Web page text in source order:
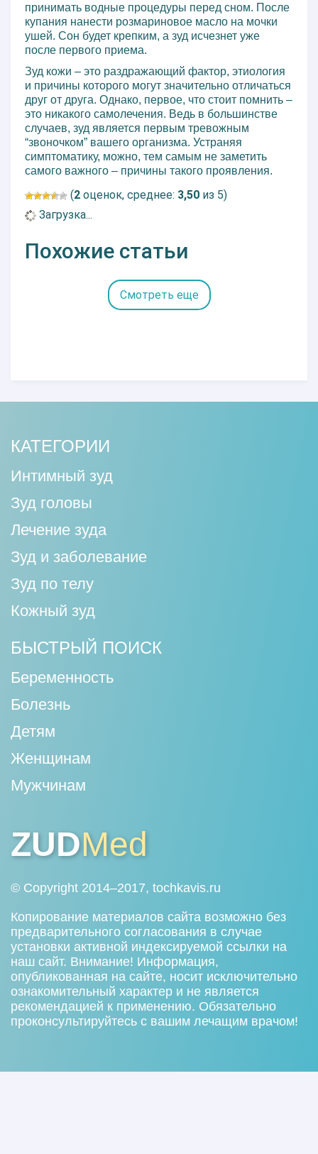
принимать водные процедуры перед сном. После
купания нанести розмариновое масло на мочки
ушей. Сон будет крепким, а зуд исчезнет уже
после первого приема.
Зуд кожи – это раздражающий фактор, этиология
и причины которого могут значительно отличаться
друг от друга. Однако, первое, что стоит помнить –
это никакого самолечения. Ведь в большинстве
случаев, зуд является первым тревожным
“звоночком” вашего организма. Устраняя
симптоматику, можно, тем самым не заметить
самого важного – причины такого проявления.
(2 оценок, среднее: 3,50 из 5)
Загрузка...
Похожие статьи
Смотреть еще
КАТЕГОРИИ
Интимный зуд
Зуд головы
Лечение зуда
Зуд и заболевание
Зуд по телу
Кожный зуд
БЫСТРЫЙ ПОИСК
Беременность
Болезнь
Детям
Женщинам
Мужчинам
ZUDMed
© Copyright 2014–2017, tochkavis.ru
Копирование материалов сайта возможно без
предварительного согласования в случае
установки активной индексируемой ссылки на
наш сайт. Внимание! Информация,
опубликованная на сайте, носит исключительно
ознакомительный характер и не является
рекомендацией к применению. Обязательно
проконсультируйтесь с вашим лечащим врачом!